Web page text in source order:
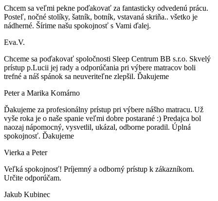
Chcem sa veľmi pekne poďakovať za fantasticky odvedenú prácu.
Posteľ, nočné stolíky, šatník, botník, vstavaná skriňa.. všetko je
nádherné. Šírime našu spokojnosť s Vami ďalej.
Eva.V.
Chceme sa poďakovať spoločnosti Sleep Centrum BB s.r.o. Skvelý
prístup p.Lucii jej rady a odporúčania pri výbere matracov boli
trefné a náš spánok sa neuveriteľne zlepšil. Ďakujeme
Peter a Marika Komárno
Ďakujeme za profesionálny prístup pri výbere nášho matracu. Už
vyše roka je o naše spanie veľmi dobre postarané :) Predajca bol
naozaj nápomocný, vysvetlil, ukázal, odborne poradil. Úplná
spokojnosť. Ďakujeme
Vierka a Peter
Veľká spokojnosť! Príjemný a odborný prístup k zákazníkom.
Určite odporúčam.
Jakub Kubinec